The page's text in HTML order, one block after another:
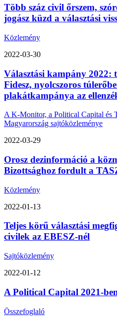
Több száz civil őrszem,
jogász küzd a választási
Közlemény
2022-03-30
Választási kampány 2022:
Fidesz, nyolcszoros
plakátkampánya az
A K-Monitor, a Political Capital és
Magyarország sajtóközleménye
2022-03-29
Orosz dezinformáció a
Bizottsághoz fordult a
Közlemény
2022-01-13
Teljes körű választási
civilek az EBESZ-nél
Sajtóközlemény
2022-01-12
A Political Capital 2021-
Összefoglaló